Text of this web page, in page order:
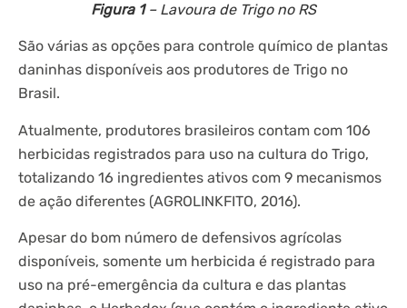
Figura 1– Lavoura de Trigo no RS
São várias as opções para controle químico de plantas
daninhas disponíveis aos produtores de Trigo no
Brasil.
Atualmente, produtores brasileiros contam com 106
herbicidas registrados para uso na cultura do Trigo,
totalizando 16 ingredientes ativos com 9 mecanismos
de ação diferentes (AGROLINKFITO, 2016).
Apesar do bom número de defensivos agrícolas
disponíveis, somente um herbicida é registrado para
uso na pré-emergência da cultura e das plantas